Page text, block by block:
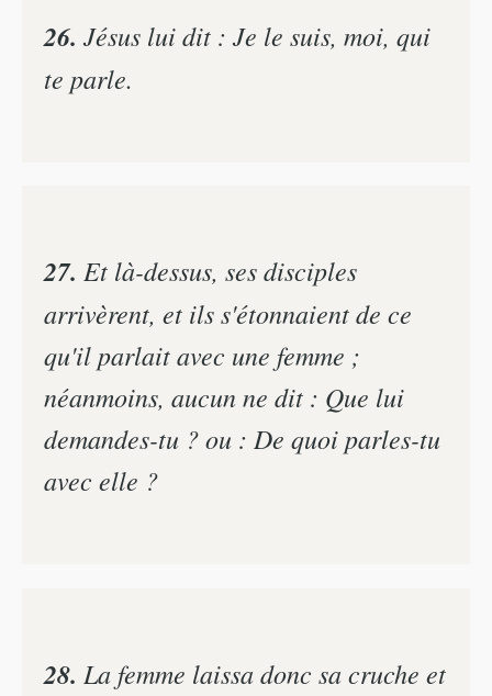
26. Jésus lui dit : Je le suis, moi, qui
te parle.
27. Et là-dessus, ses disciples
arrivèrent, et ils s'étonnaient de ce
qu'il parlait avec une femme ;
néanmoins, aucun ne dit : Que lui
demandes-tu ? ou : De quoi parles-tu
avec elle ?
28. La femme laissa donc sa cruche et